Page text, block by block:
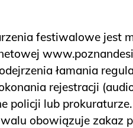
festiwalowe jest
łamania
rejestracji
policji lub prokuraturze.
obowiązuje zakaz